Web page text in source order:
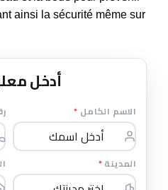
ainsi la sécurité même sur
أدخل
الاسم الكامل *
المدينة*